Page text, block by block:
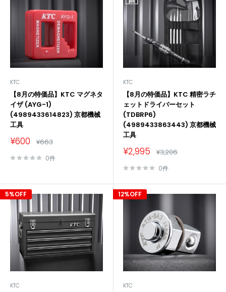
KTC
【8月の特価品】KTC マグネタ
イザ (AYG-1)
(4989433614823) 京都機械
工具
販
価
¥600 通
価
格
¥663
0件
KTC
【8月の特価品】KTC 精密ラチ
ェットドライバーセット
(TDBRP6)
(4989433863443) 京都機械
工具
販
価
¥2,995 通
価
格
¥3,206
0件
5%OFF
KTC
12%OFF
KTC